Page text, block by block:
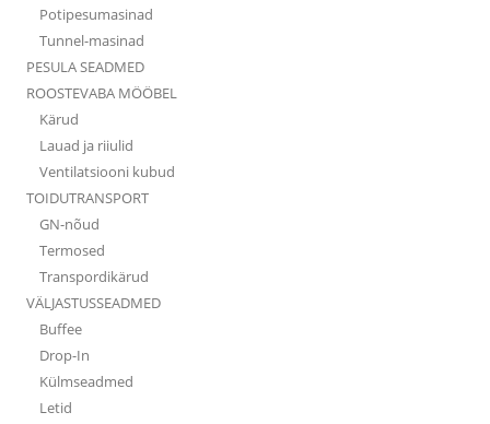
Potipesumasinad
Tunnel-masinad
PESULA SEADMED
ROOSTEVABA MÖÖBEL
Kärud
Lauad ja riiulid
Ventilatsiooni kubud
TOIDUTRANSPORT
GN-nõud
Termosed
Transpordikärud
VÄLJASTUSSEADMED
Buffee
Drop-In
Külmseadmed
Letid